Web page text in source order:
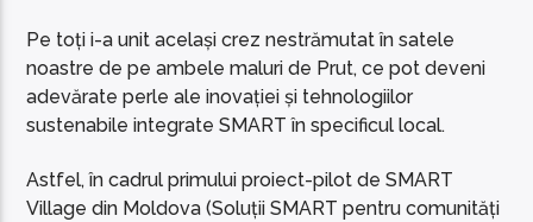
Pe toți i-a unit același crez nestrămutat în satele
noastre de pe ambele maluri de Prut, ce pot deveni
adevărate perle ale inovației și tehnologiilor
sustenabile integrate SMART în specificul local.
Astfel, în cadrul primului proiect-pilot de SMART
Village din Moldova (Soluții SMART pentru comunități